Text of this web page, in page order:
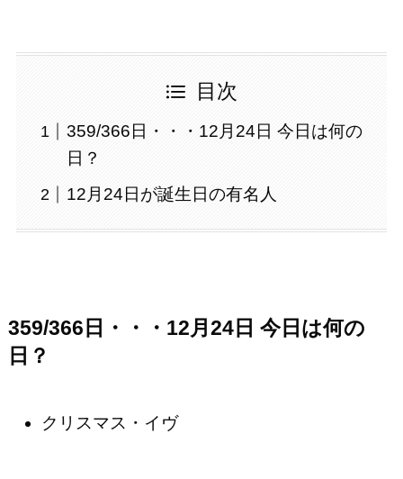
目次
359/366日・・・12月24日 今日は何の
日？
12月24日が誕生日の有名人
359/366日・・・12月24日 今日は何の
日？
クリスマス・イヴ